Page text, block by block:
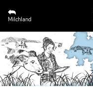
Milchland